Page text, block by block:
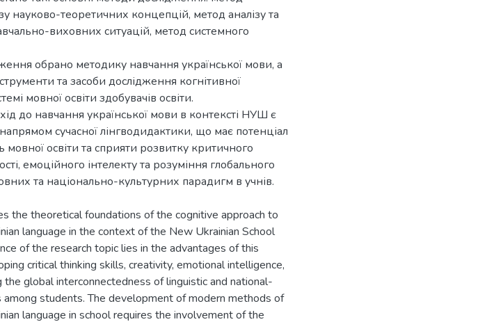
науково-теоретичних концепцій, метод аналізу та
виховних ситуацій, метод системного
обрано методику навчання української мови, а
та засоби дослідження когнітивної
мовної освіти здобувачів освіти.
до навчання української мови в контексті НУШ є
сучасної лінгводидактики, що має потенціал
мовної освіти та сприяти розвитку критичного
емоційного інтелекту та розуміння глобального
the theoretical foundations of the cognitive approach to
language in the context of the New Ukrainian School
of the research topic lies in the advantages of this
critical thinking skills, creativity, emotional intelligence,
the global interconnectedness of linguistic and national-
among students. The development of modern methods of
language in school requires the involvement of the